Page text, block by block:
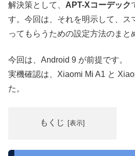
解決策として、 APT-Xコーデック
す。今回は、それを明示して、ス
ってもらうための設定方法のまと
今回は、Android 9 が前提です。
実機確認は、Xiaomi Mi A1 と
た。
もくじ